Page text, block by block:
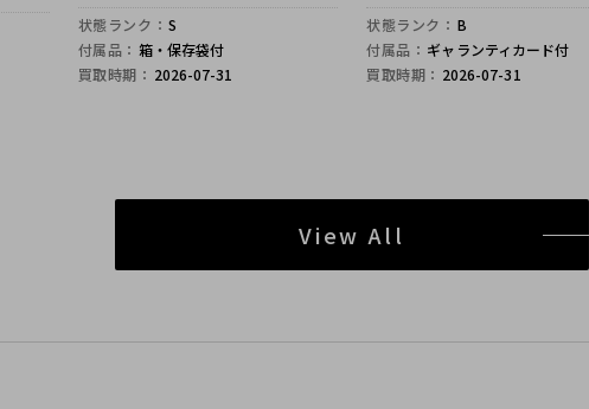
状態ランク： S
付属品： 箱・保存袋付
買取時期： 2026-07-31
状態ランク： B
付属品： ギャランティカード付
買取時期： 2026-07-31
View All